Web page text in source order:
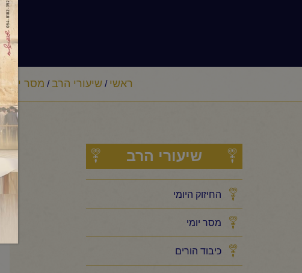
ראשי /שיעורי הרב/ מסר יומי
שיעורי הרב
החיזוק היומי
מסר יומי
כיבוד הורים